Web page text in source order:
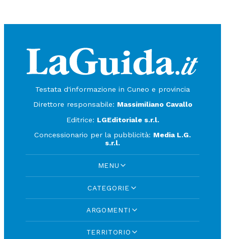
Testata d'informazione in Cuneo e provincia
Direttore responsabile: Massimiliano Cavallo
Editrice: LGEditoriale s.r.l.
Concessionario per la pubblicità: Media L.G.
s.r.l.
MENU
CATEGORIE
ARGOMENTI
TERRITORIO